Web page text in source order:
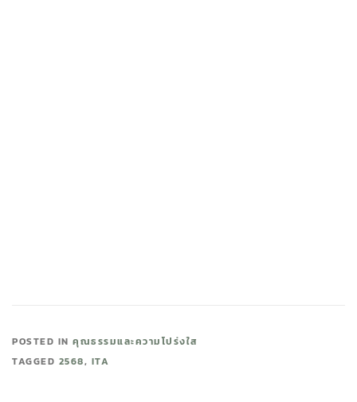
POSTED IN คุณธรรมและความโปร่งใส
TAGGED 2568, ITA